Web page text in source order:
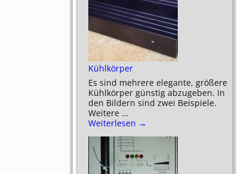
Kühlkörper
Es sind mehrere elegante, größere
Kühlkörper günstig abzugeben. In
den Bildern sind zwei Beispiele.
Weitere …
Weiterlesen →